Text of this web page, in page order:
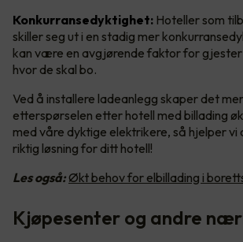
Konkurransedyktighet: Hoteller som
skiller seg ut i en stadig mer
kan være en avgjørende faktor for
hvor de skal bo.
Ved å installere ladeanlegg skaper det
etterspørselen etter hotell med billading
med våre dyktige elektrikere, så hjelper vi
riktig løsning for ditt hotell!
Les også: Økt behov for elbillading i
Kjøpesenter og andre